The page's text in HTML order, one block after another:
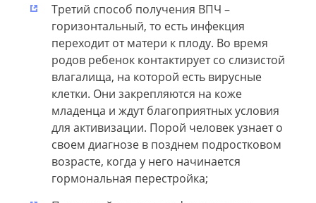
Третий способ получения ВПЧ –
горизонтальный, то есть инфекция
переходит от матери к плоду. Во время
родов ребенок контактирует со слизистой
влагалища, на которой есть вирусные
клетки. Они закрепляются на коже
младенца и ждут благоприятных условия
для активизации. Порой человек узнает о
своем диагнозе в позднем подростковом
возрасте, когда у него начинается
гормональная перестройка;